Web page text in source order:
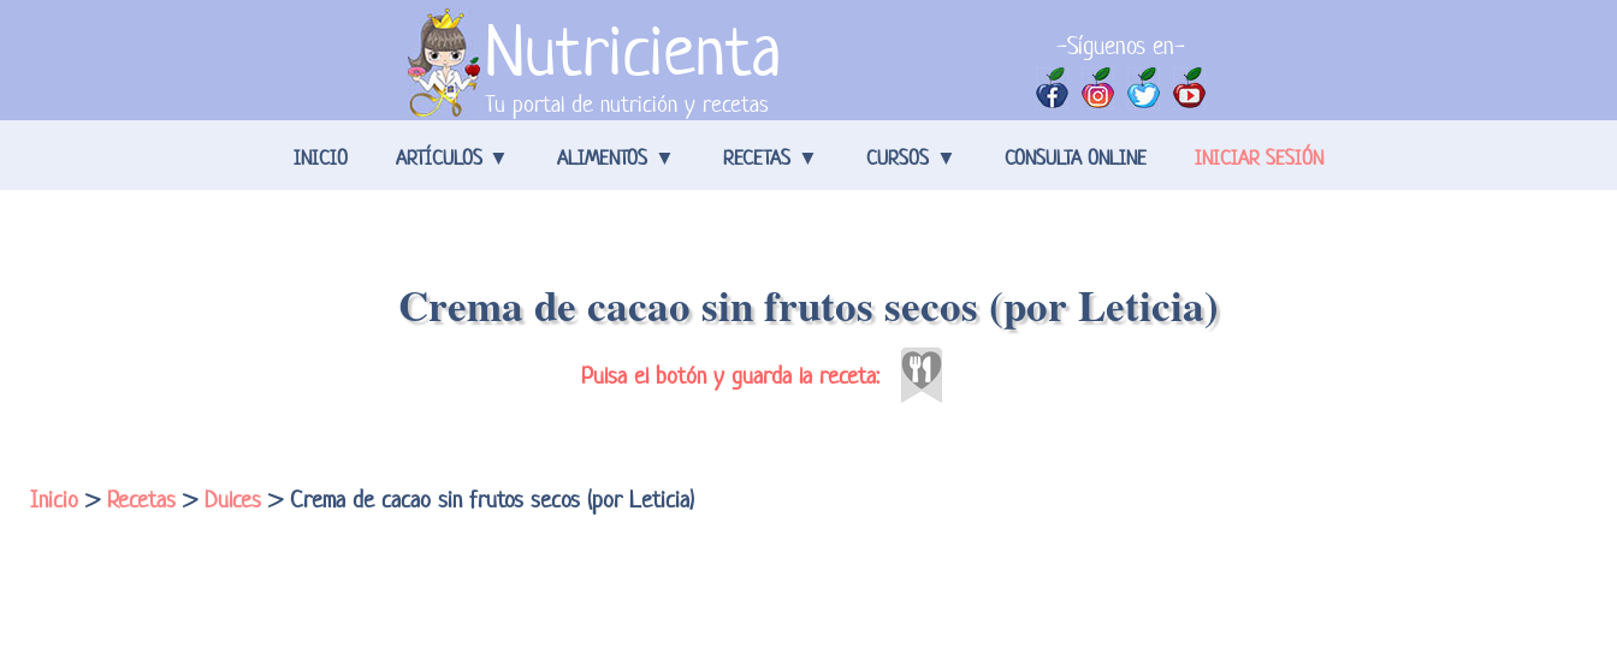
Nutricienta
Tu portal de nutrición y recetas
-Síguenos en-
INICIO ARTÍCULOS ALIMENTOS RECETAS CURSOS CONSULTA ONLINE INICIAR SESIÓN
Crema de cacao sin frutos secos (por Leticia)
Pulsa el botón y guarda la receta:
Inicio > Recetas > Dulces > Crema de cacao sin frutos secos (por Leticia)